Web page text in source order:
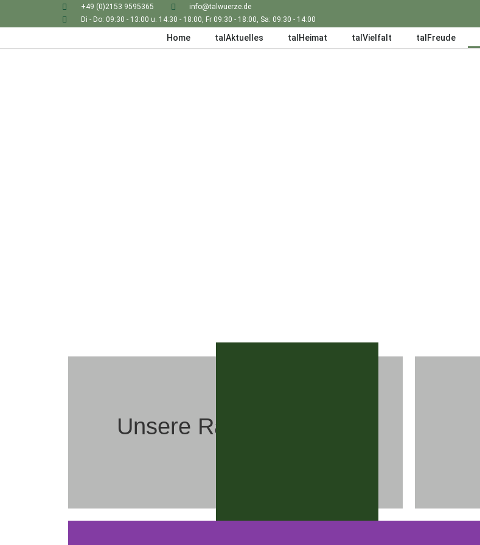
+49 (0)2153 9595365
info@talwuerze.de
Di - Do: 09:30 - 13:00 u. 14:30 - 18:00, Fr 09:30 - 18:00, Sa: 09:30 - 14:00
Home talAktuelles talHeimat talVielfalt talFreude
Unsere Räumlichkeiten